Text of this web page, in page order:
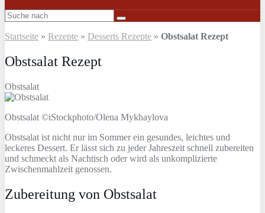
Startseite » Rezepte » Desserts Rezepte » Obstsalat Rezept
Obstsalat Rezept
Obstsalat
Obstsalat ©iStockphoto/Olena Mykhaylova
Obstsalat ist nicht nur im Sommer ein gesundes, leichtes und
leckeres Dessert. Er lässt sich zu jeder Jahreszeit schnell zubereiten
und schmeckt als Nachtisch oder wird als unkomplizierte
Zwischenmahlzeit genossen.
Zubereitung von Obstsalat